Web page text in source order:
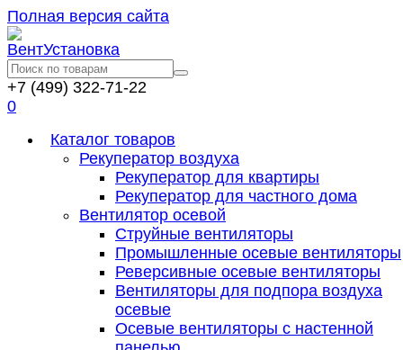
Полная версия сайта
+7 (499) 322-71-22
0
Каталог товаров
Рекуператор воздуха
Рекуператор для квартиры
Рекуператор для частного дома
Вентилятор осевой
Струйные вентиляторы
Промышленные осевые вентиляторы
Реверсивные осевые вентиляторы
Вентиляторы для подпора воздуха
осевые
Осевые вентиляторы с настенной